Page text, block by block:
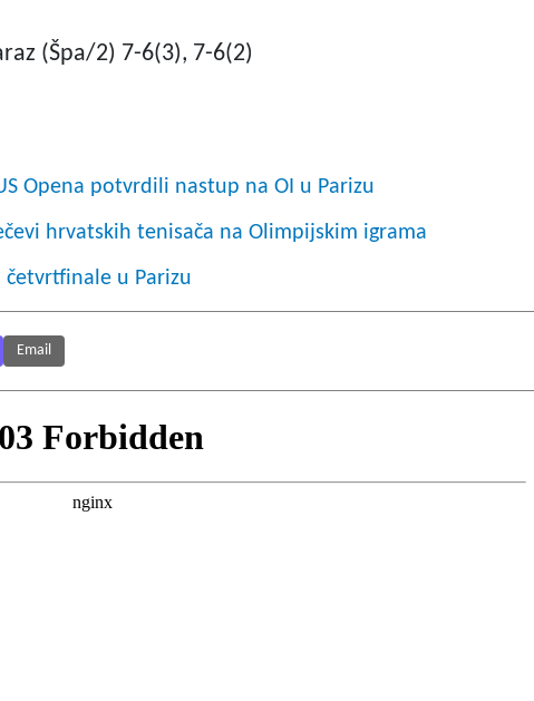
(Špa/2) 7-6(3), 7-6(2)
Opena potvrdili nastup na OI u Parizu
hrvatskih tenisača na Olimpijskim igrama
u Parizu
Email